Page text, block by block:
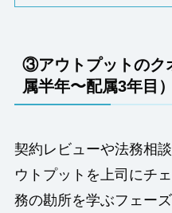
③アウトプットのク
属半年〜配属3年目）
契約レビューや法務相
ウトプットを上司にチ
務の勘所を学ぶフェーズ